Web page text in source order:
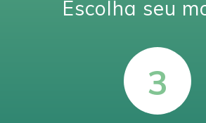
Escolha seu